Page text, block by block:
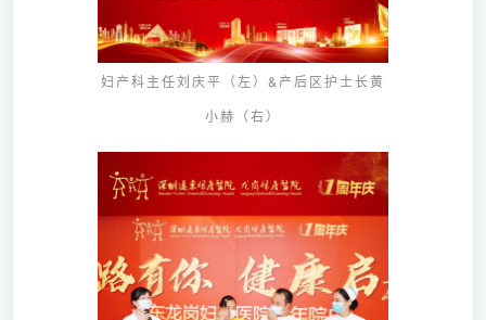
妇产科主任刘庆平（左）&产后区护士长黄
小赫 （右）